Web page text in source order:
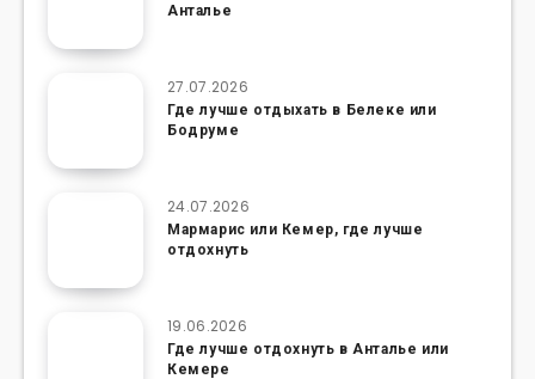
Анталье
27.07.2026
Где лучше отдыхать в Белеке или
Бодруме
24.07.2026
Мармарис или Кемер, где лучше
отдохнуть
19.06.2026
Где лучше отдохнуть в Анталье или
Кемере